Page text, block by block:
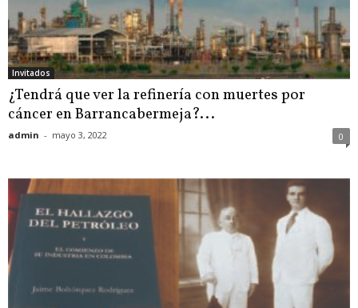
Invitados
¿Tendrá que ver la refinería con muertes por
cáncer en Barrancabermeja?...
admin - mayo 3, 2022 0